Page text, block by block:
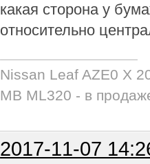
какая сторона у
относительно
Nissan Leaf AZE0 X
MB ML320 - в
2017-11-07